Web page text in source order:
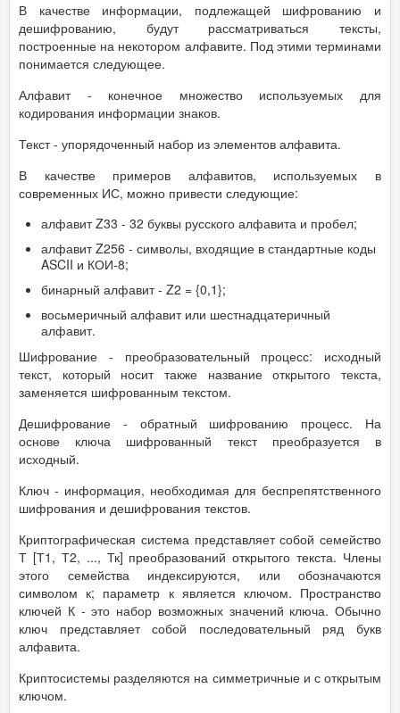
В качестве информации, подлежащей шифрованию и
дешифрованию, будут рассматриваться тексты,
построенные на некотором алфавите. Под этими терминами
понимается следующее.
Алфавит - конечное множество используемых для
кодирования информации знаков.
Текст - упорядоченный набор из элементов алфавита.
В качестве примеров алфавитов, используемых в
современных ИС, можно привести следующие:
алфавит Z33 - 32 буквы русского алфавита и пробел;
алфавит Z256 - символы, входящие в стандартные коды
ASCII и КОИ-8;
бинарный алфавит - Z2 = {0,1};
восьмеричный алфавит или шестнадцатеричный
алфавит.
Шифрование - преобразовательный процесс: исходный
текст, который носит также название открытого текста,
заменяется шифрованным текстом.
Дешифрование - обратный шифрованию процесс. На
основе ключа шифрованный текст преобразуется в
исходный.
Ключ - информация, необходимая для беспрепятственного
шифрования и дешифрования текстов.
Криптографическая система представляет собой семейство
Т [Т1, Т2, ..., Тк] преобразований открытого текста. Члены
этого семейства индексируются, или обозначаются
символом к; параметр к является ключом. Пространство
ключей К - это набор возможных значений ключа. Обычно
ключ представляет собой последовательный ряд букв
алфавита.
Криптосистемы разделяются на симметричные и с открытым
ключом.